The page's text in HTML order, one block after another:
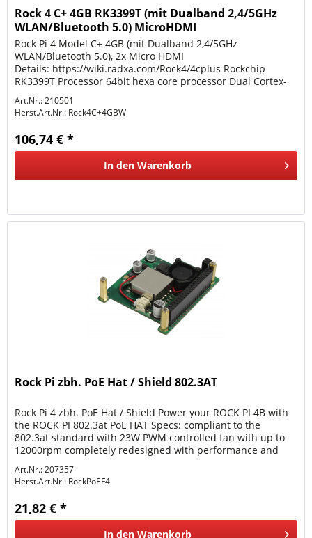
Rock 4 C+ 4GB RK3399T (mit Dualband 2,4/5GHz
WLAN/Bluetooth 5.0) MicroHDMI
Rock Pi 4 Model C+ 4GB (mit Dualband 2,4/5GHz
WLAN/Bluetooth 5.0), 2x Micro HDMI
Details: https://wiki.radxa.com/Rock4/4cplus Rockchip
RK3399T Processor 64bit hexa core processor Dual Cortex-
Art.Nr.: 210501
Herst.Art.Nr.: Rock4C+4GBW
106,74 € *
In den Warenkorb
Rock Pi zbh. PoE Hat / Shield 802.3AT
Rock Pi 4 zbh. PoE Hat / Shield Power your ROCK PI 4B with
the ROCK PI 802.3at PoE HAT Specs: compliant to the
802.3at standard with 23W PWM controlled fan with up to
12000rpm completely redesigned with performance and
Art.Nr.: 207357
Herst.Art.Nr.: RockPoEF4
21,82 € *
In den Warenkorb